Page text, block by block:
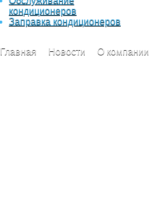
кондиционеров
Заправка кондиционеров
Главная Новости О компании